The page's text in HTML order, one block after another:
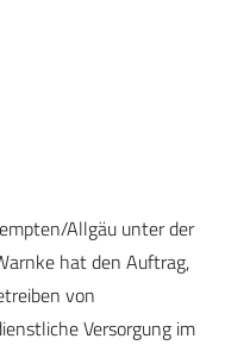
Allgäu unter der
hat den Auftrag,
von
Versorgung im